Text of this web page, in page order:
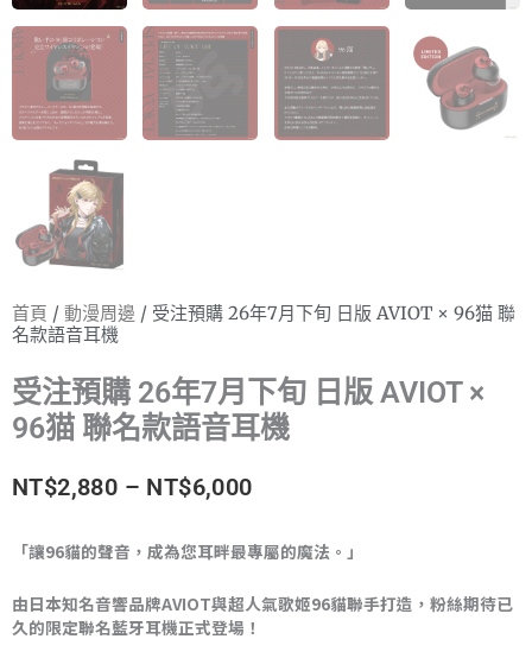
首頁 / 動漫周邊 / 受注預購 26年7月下旬 日版 AVIOT × 96猫 聯
名款語音耳機
受注預購 26年7月下旬 日版 AVIOT ×
96猫 聯名款語音耳機
NT$2,880 – NT$6,000價
圍：
「讓96貓的聲音，成為您耳畔最專屬的魔法。」
由日本知名音響品牌AVIOT與超人氣歌姬96貓聯手打造，粉絲期待已
久的限定聯名藍牙耳機正式登場！